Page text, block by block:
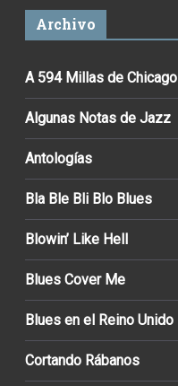
Archivo
A 594 Millas de Chicago
Algunas Notas de Jazz
Antologías
Bla Ble Bli Blo Blues
Blowin’ Like Hell
Blues Cover Me
Blues en el Reino Unido
Cortando Rábanos